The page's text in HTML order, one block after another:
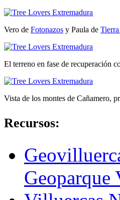
Vero de Fotonazos y Paula de
El terreno en fase de recuperación
Vista de los montes de Cañamero,
Recursos:
Geoparque